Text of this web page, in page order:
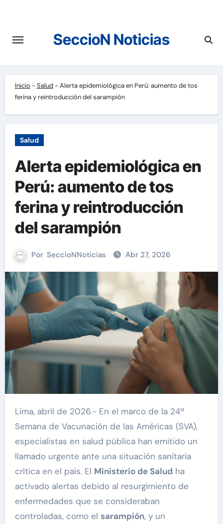
contenido
SeccioN Noticias
Inicio - Salud- Alerta epidemiológica en Perú: aumento de tos
ferina y reintroducción del sarampión
Salud
Alerta epidemiológica en
Perú: aumento de tos
ferina y reintroducción
del sarampión
Por SeccioNNoticias Abr 27, 2026
Lima, abril de 2026.- En el marco de la 24ª
Semana de Vacunación de las Américas (SVA),
especialistas en salud pública han emitido un
llamado urgente ante una situación sanitaria
crítica en el país. El Ministerio de Salud ha
activado alertas debido al resurgimiento de
enfermedades que se consideraban
controladas, como el sarampión, y un